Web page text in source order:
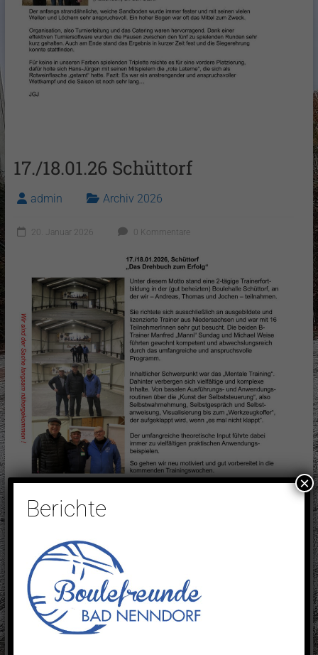
17./18.01.26 Schüttorf
admin Archiv 2026
20. Januar 2026 0 Kommentare
6.12.25 Nikolausboulen
admin Archiv 2025
Berichte
×